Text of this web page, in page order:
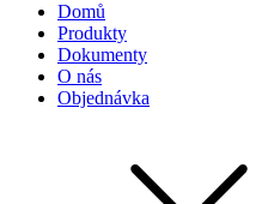
Domů
Produkty
Dokumenty
O nás
Objednávka